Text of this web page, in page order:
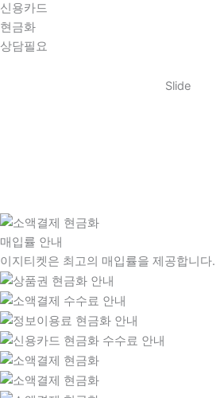
신용카드
현금화
상담필요
Slide
매입률 안내
이지티켓은 최고의 매입률을 제공합니다.